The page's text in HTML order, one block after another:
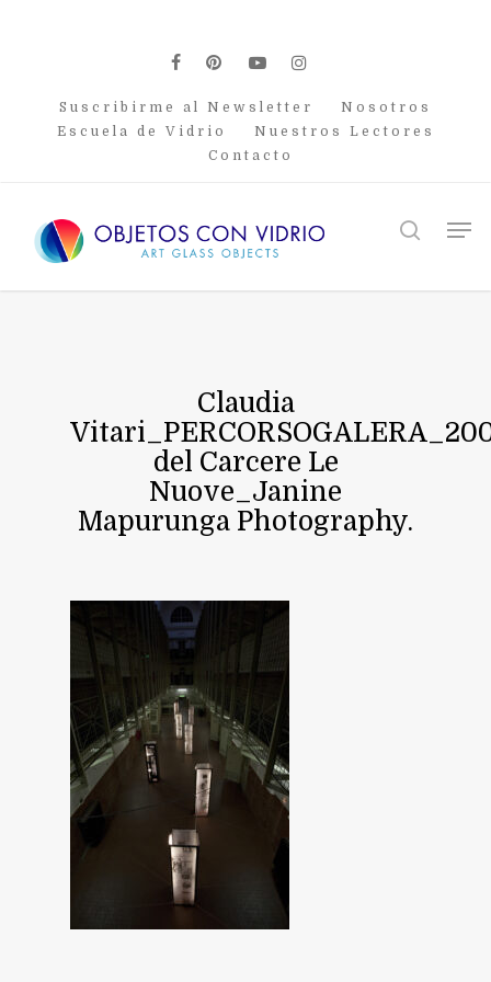
facebook
pinterest
youtubeinstagram
Suscribirme al Newsletter
Nosotros
Escuela de Vidrio
Nuestros Lectores
Contacto
search
Claudia
del Carcere Le
Nuove_Janine
Mapurunga Photography.